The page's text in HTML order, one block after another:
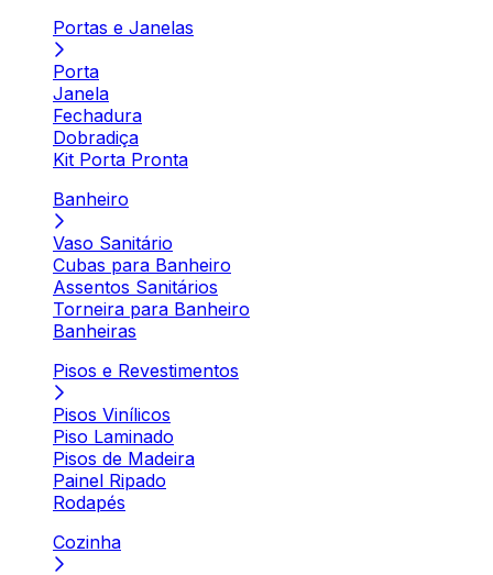
Portas e Janelas
Porta
Janela
Fechadura
Dobradiça
Kit Porta Pronta
Banheiro
Vaso Sanitário
Cubas para Banheiro
Assentos Sanitários
Torneira para Banheiro
Banheiras
Pisos e Revestimentos
Pisos Vinílicos
Piso Laminado
Pisos de Madeira
Painel Ripado
Rodapés
Cozinha